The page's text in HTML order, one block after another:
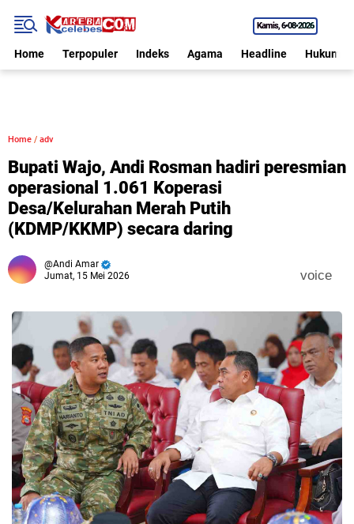
Kamis 6•08•2026
Home Terpopuler Indeks Agama Headline Hukum
Home / adv
Bupati Wajo, Andi Rosman hadiri peresmian
operasional 1.061 Koperasi
Desa/Kelurahan Merah Putih
(KDMP/KKMP) secara daring
Andi Amar
Jumat, 15 Mei 2026
voice